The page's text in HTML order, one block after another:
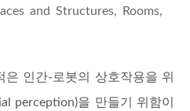
and Structures, Rooms,
은 인간-로봇의 상호작용을 위
perception)을 만들기 위함이